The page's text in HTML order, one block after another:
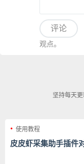
评论
观点。
坚持每天
使用教程
皮皮虾采集助手插件